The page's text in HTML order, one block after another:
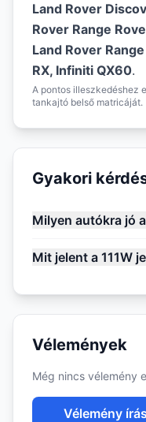
Land Rover
Rover Range
Land Rover
RX, Infiniti QX60.
A pontos illeszkedéshez
tankajtó belső matricáját.
Gyakori
Milyen autókra jó
Mit jelent a 111W
Vélemények
Még nincs vélemény
Vélemény